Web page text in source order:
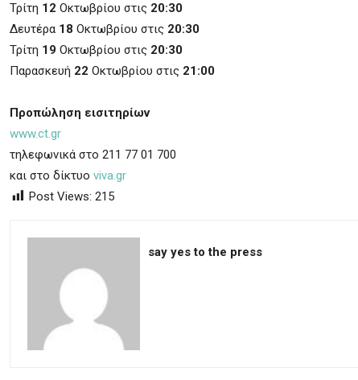
Τρίτη 12 Οκτωβρίου στις 20:30
Δευτέρα 18 Οκτωβρίου στις 20:30
Τρίτη 19 Οκτωβρίου στις 20:30
Παρασκευή 22 Οκτωβρίου στις 21:00
Προπώληση εισιτηρίων
www.ct.gr
τηλεφωνικά στο 211 77 01 700
και στο δίκτυο viva.gr
Post Views: 215
say yes to the press